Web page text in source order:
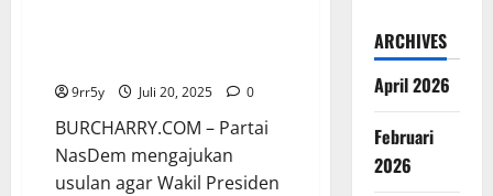
9rr5y Juli 20, 2025 0
BURCHARRY.COM – Partai
NasDem mengajukan
usulan agar Wakil Presiden
ARCHIVES
April 2026
Februari
2026